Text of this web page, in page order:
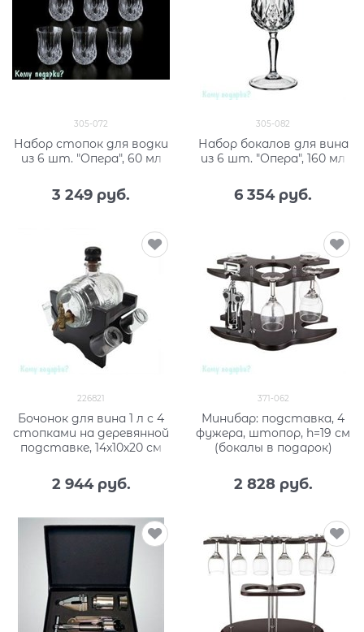
305-072
Набор стопок для водки
из 6 шт. "Опера", 60 мл
3 249 руб.
305-082
Набор бокалов для вина
из 6 шт. "Опера", 160 мл
6 354 руб.
226821
Бочонок для вина 1 л с 4
стопками на деревянной
подставке, 14х10х20 см
2 944 руб.
371-062
Минибар: подставка, 4
фужера, штопор, h=19 см
(бокалы в подарок)
2 828 руб.